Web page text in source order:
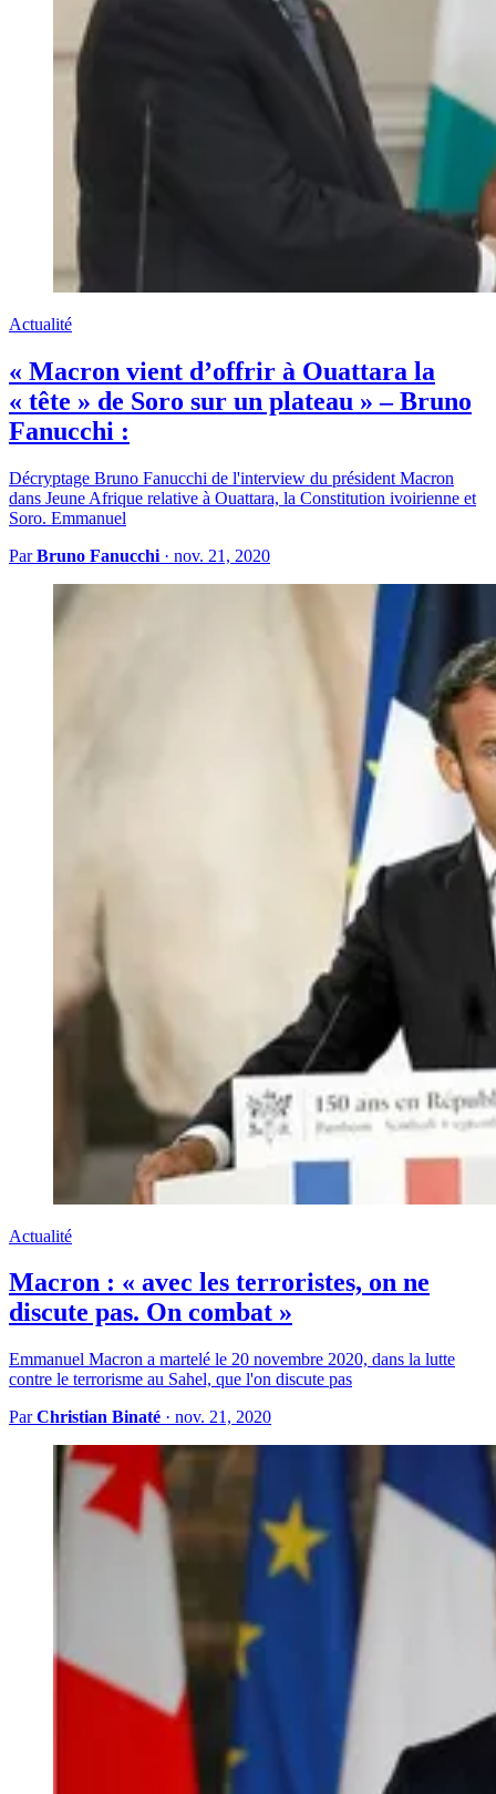
Actualité
« Macron vient d’offrir à Ouattara la
« tête » de Soro sur un plateau » – Bruno
Fanucchi :
Décryptage Bruno Fanucchi de l'interview du président Macron
dans Jeune Afrique relative à Ouattara, la Constitution ivoirienne et
Soro. Emmanuel
ParBruno Fanucchi · nov. 21, 2020
Actualité
Macron : « avec les terroristes, on ne
discute pas. On combat »
Emmanuel Macron a martelé le 20 novembre 2020, dans la lutte
contre le terrorisme au Sahel, que l'on discute pas
ParChristian Binaté · nov. 21, 2020